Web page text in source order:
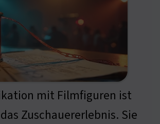
mit Filmfiguren ist
Zuschauererlebnis. Sie